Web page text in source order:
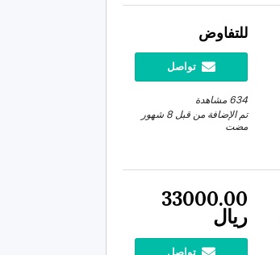
للتفاوض
تواصل
634 مشاهدة
تم الإضافة من قبل 8 شهور
مضت
33000.00
ريال